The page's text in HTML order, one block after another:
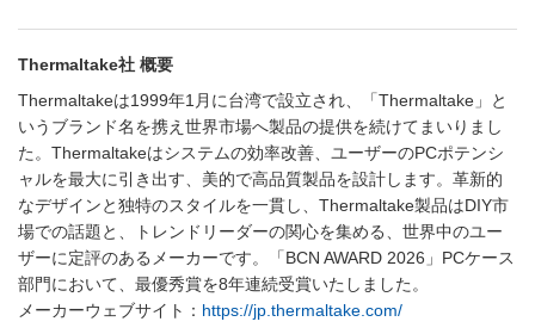
Thermaltake社 概要
Thermaltakeは1999年1月に台湾で設立され、「Thermaltake」と
いうブランド名を携え世界市場へ製品の提供を続けてまいりまし
た。Thermaltakeはシステムの効率改善、ユーザーのPCポテンシ
ャルを最大に引き出す、美的で高品質製品を設計します。革新的
なデザインと独特のスタイルを一貫し、Thermaltake製品はDIY市
場での話題と、トレンドリーダーの関心を集める、世界中のユー
ザーに定評のあるメーカーです。「BCN AWARD 2026」PCケース
部門において、最優秀賞を8年連続受賞いたしました。
メーカーウェブサイト： https://jp.thermaltake.com/